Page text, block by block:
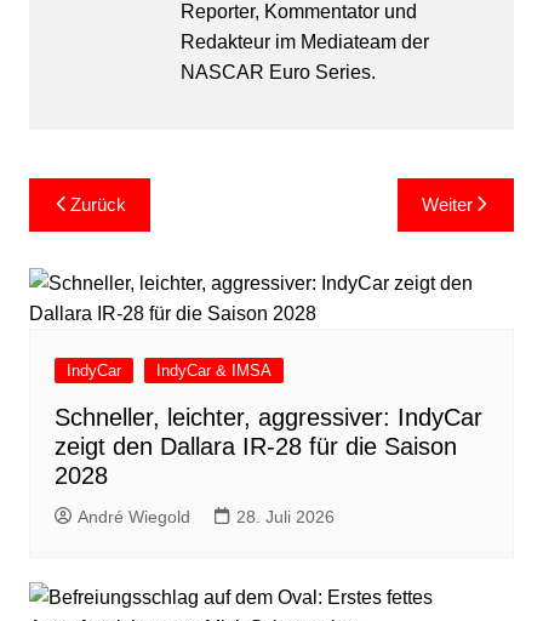
Reporter, Kommentator und
Redakteur im Mediateam der
NASCAR Euro Series.
Beitragsnavigation
Zurück Weiter
IndyCar IndyCar & IMSA
Schneller, leichter, aggressiver: IndyCar
zeigt den Dallara IR-28 für die Saison
2028
André Wiegold 28. Juli 2026